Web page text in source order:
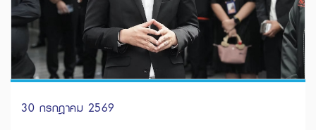
30 กรกฎาคม 2569